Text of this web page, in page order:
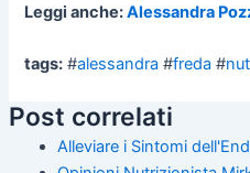
Leggi anche:Alessandra
tags: #alessandra #freda #
Post correlati
Alleviare i Sintomi